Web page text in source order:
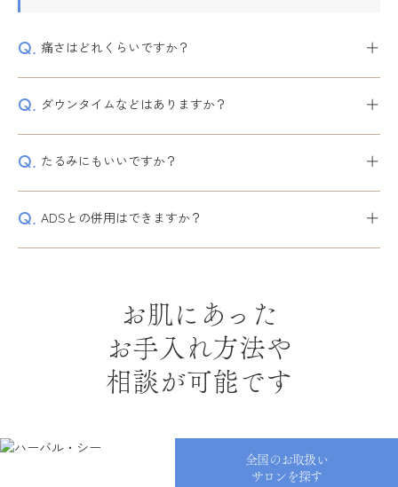
Q. 痛さはどれくらいですか？ ＋
Q. ダウンタイムなどはありますか？ ＋
Q. たるみにもいいですか？ ＋
Q. ADSとの併用はできますか？ ＋
お肌にあった
お手入れ方法や
相談が可能です
全国のお取扱い
サロンを探す